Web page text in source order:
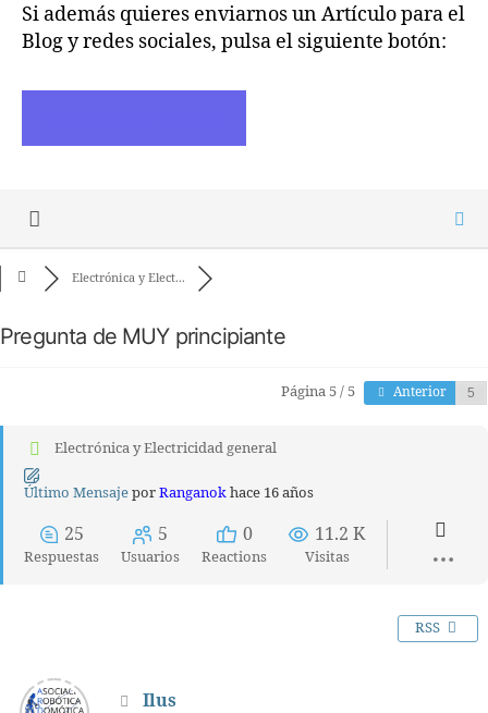
Si además quieres enviarnos un Artículo para el
Blog y redes sociales, pulsa el siguiente botón:
Electrónica y Elect...
Pregunta de MUY principiante
Página 5 / 5 Anterior
Electrónica y Electricidad general
Último MensajeporRanganokhace 16 años
25
Respuestas
5
Usuarios
0
Reactions
11.2 K
Visitas
RSS
Ilus